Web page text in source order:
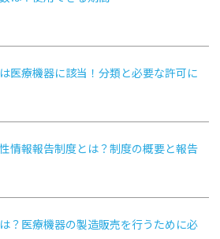
医療機器に該当！分類と必要な許可に
情報報告制度とは？制度の概要と報告
？医療機器の製造販売を行うために必